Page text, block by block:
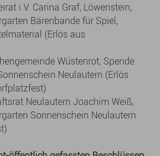
i.V. Carina Graf, Löwenstein,
Bärenbande für Spiel,
(Erlös aus
Wüstenrot, Spende
Neulautern (Erlös
Neulautern Joachim Weiß,
Sonnenschein Neulautern